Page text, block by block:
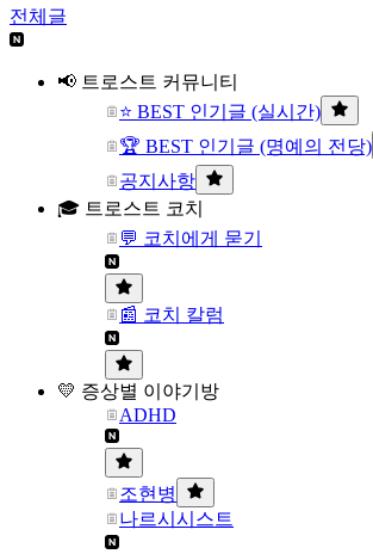
전체글
📢 트로스트 커뮤니티
⭐ BEST 인기글 (실시간)
🏆 BEST 인기글 (명예의 전당)
공지사항
🎓 트로스트 코치
💬 코치에게 묻기
📰 코치 칼럼
💛 증상별 이야기방
ADHD
조현병
나르시시스트